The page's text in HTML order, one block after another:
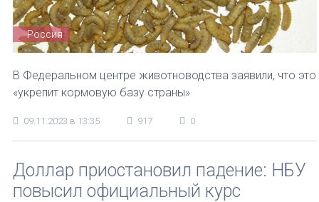
Россия
В Федеральном центре животноводства заявили, что это
«укрепит кормовую базу страны»
09.11.2023 в 13:35 917 0
Доллар приостановил падение: НБУ
повысил официальный курс